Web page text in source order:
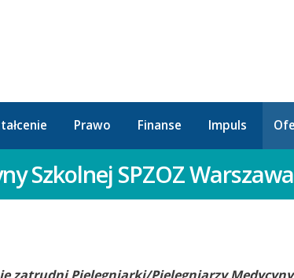
Prawo Finanse Impuls
Szkolnej SPZOZ